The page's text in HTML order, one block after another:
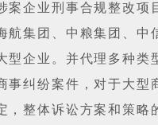
案企业刑事合规整改项
航集团、中粮集团、中
型企业。并代理多种类
事纠纷案件，对于大型
，整体诉讼方案和策略